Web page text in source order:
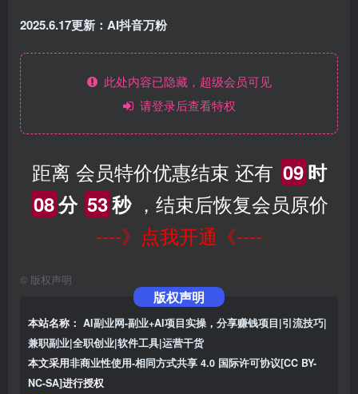
2025.6.17更新：AI抖音万粉
此处内容已隐藏，超级会员可见
请登录后查看特权
距离 会员特价优惠结束 还有 09时
08分 53秒，结束后恢复会员原价
----》点我开通《----
© 版权声明
版权声明
本站名称： AI副业网-副业+AI项目实操，分享赚钱项目|引流技巧|
兼职副业|全职创业|软件工具|运营干货
本文采用非商业性使用-相同方式共享 4.0 国际许可协议[CC BY-
NC-SA]进行授权